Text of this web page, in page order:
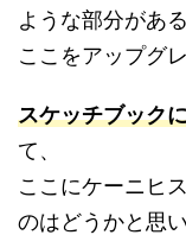
ような部分があ
ここをアップグ
スケッチブック
て、
ここにケーニヒ
のはどうかと思